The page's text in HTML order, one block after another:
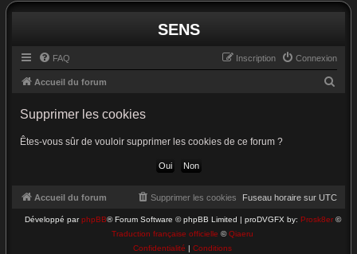
SENS
FAQ Connexion
Inscription
Accueil du forum
c
h
Supprimer les cookies
Êtes-vous sûr de vouloir supprimer les cookies de ce forum ?
Accueil du forum Fuseau horaire sur UTC
Supprimer les cookies
Développé parphpBB® Forum Software © phpBB Limited | proDVGFX by: Prosk8er©
Traduction française officielle ©Qiaeru
Confidentialité | Conditions